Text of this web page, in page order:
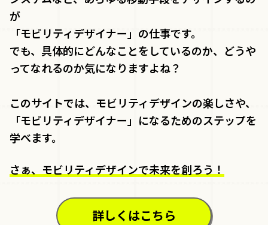
が
「モビリティデザイナー」の仕事です。
でも、具体的にどんなことをしているのか、どうや
ってなれるのか気になりますよね？
このサイトでは、モビリティデザインの楽しさや、
「モビリティデザイナー」になるためのステップを
学べます。
さぁ、モビリティデザインで未来を創ろう！
詳しくはこちら